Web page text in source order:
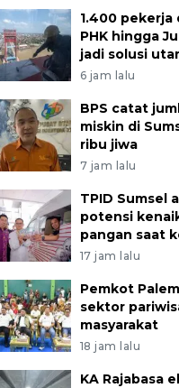
1.400 pekerja
PHK hingga
jadi solusi
6 jam lalu
BPS catat
miskin di
ribu jiwa
7 jam lalu
TPID Sumsel
potensi
pangan saat
17 jam lalu
Pemkot
sektor
masyarakat
18 jam lalu
KA Rajabasa